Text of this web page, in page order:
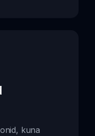
kuna